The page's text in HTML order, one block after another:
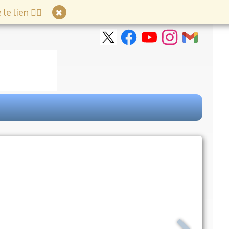
lien 👇🏻